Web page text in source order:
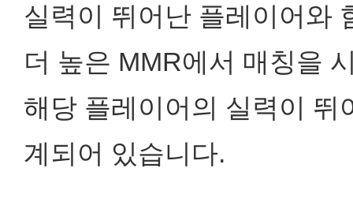
실력이 뛰어난 플레이어와
더 높은 MMR에서 매칭을
해당 플레이어의 실력이
계되어 있습니다.